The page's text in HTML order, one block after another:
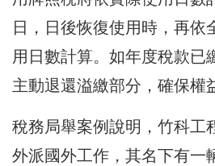
日，日後恢復使用時，再依
用日數計算。如年度稅款已
主動退還溢繳部分，確保權
稅務局舉案例說明，竹科工
外派國外工作，其名下有一